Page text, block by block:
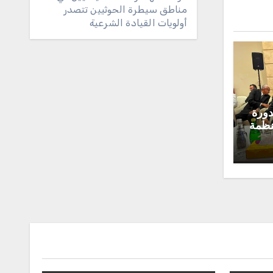
مناطق سيطرة الحوثيين تتصدر
أولويات القيادة الشرعية